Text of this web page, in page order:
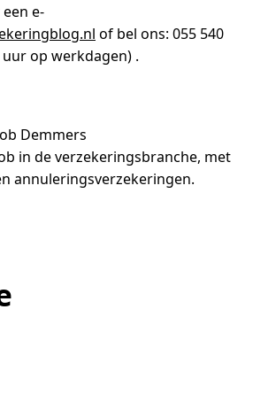
e-
of bel ons: 055 540
uur op werkdagen) .
Demmers
in de verzekeringsbranche, met
annuleringsverzekeringen.